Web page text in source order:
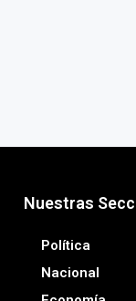
Nuestras
Política
Nacional